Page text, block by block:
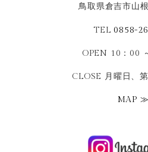
鳥取県倉吉市山
TEL0858-
OPEN 10：00
CLOSE 月曜日、
MAP ≫